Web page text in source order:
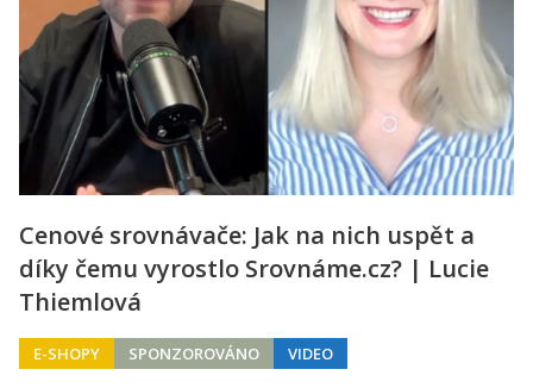
Cenové srovnávače: Jak na nich uspět a
díky čemu vyrostlo Srovnáme.cz? | Lucie
Thiemlová
E-SHOPY SPONZOROVÁNO VIDEO